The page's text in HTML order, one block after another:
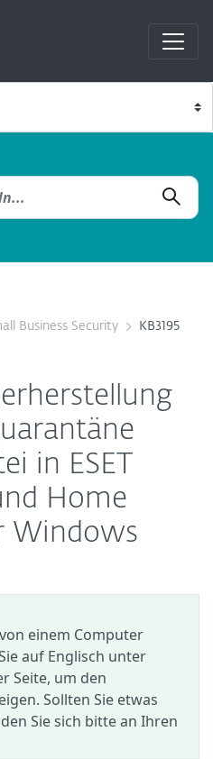
Business Security KB3195
in ESET
Home
Windows
einem Computer
auf Englisch unter
Seite, um den
Sollten Sie etwas
Sie sich bitte an Ihren